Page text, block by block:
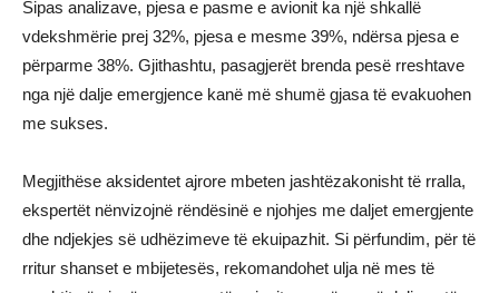
Sipas analizave, pjesa e pasme e avionit ka një shkallë
vdekshmërie prej 32%, pjesa e mesme 39%, ndërsa pjesa e
përparme 38%. Gjithashtu, pasagjerët brenda pesë rreshtave
nga një dalje emergjence kanë më shumë gjasa të evakuohen
me sukses.
Megjithëse aksidentet ajrore mbeten jashtëzakonisht të rralla,
ekspertët nënvizojnë rëndësinë e njohjes me daljet emergjente
dhe ndjekjes së udhëzimeve të ekuipazhit. Si përfundim, për të
rritur shanset e mbijetesës, rekomandohet ulja në mes të